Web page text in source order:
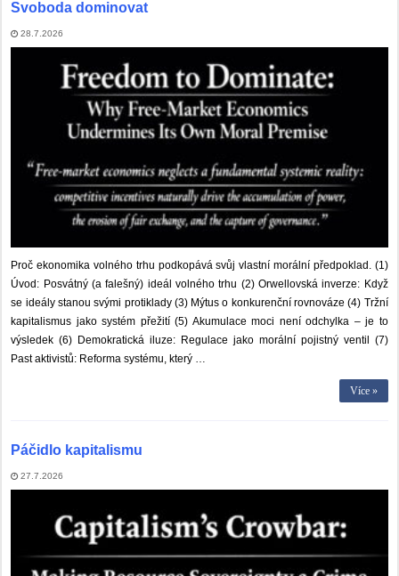
Svoboda dominovat
28.7.2026
Proč ekonomika volného trhu podkopává svůj vlastní morální předpoklad. (1)
Úvod: Posvátný (a falešný) ideál volného trhu (2) Orwellovská inverze: Když
se ideály stanou svými protiklady (3) Mýtus o konkurenční rovnováze (4) Tržní
kapitalismus jako systém přežití (5) Akumulace moci není odchylka – je to
výsledek (6) Demokratická iluze: Regulace jako morální pojistný ventil (7)
Past aktivistů: Reforma systému, který …
Více »
Páčidlo kapitalismu
27.7.2026